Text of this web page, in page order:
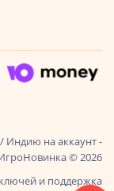
Индию на аккаунт -
© 2026
и поддержка